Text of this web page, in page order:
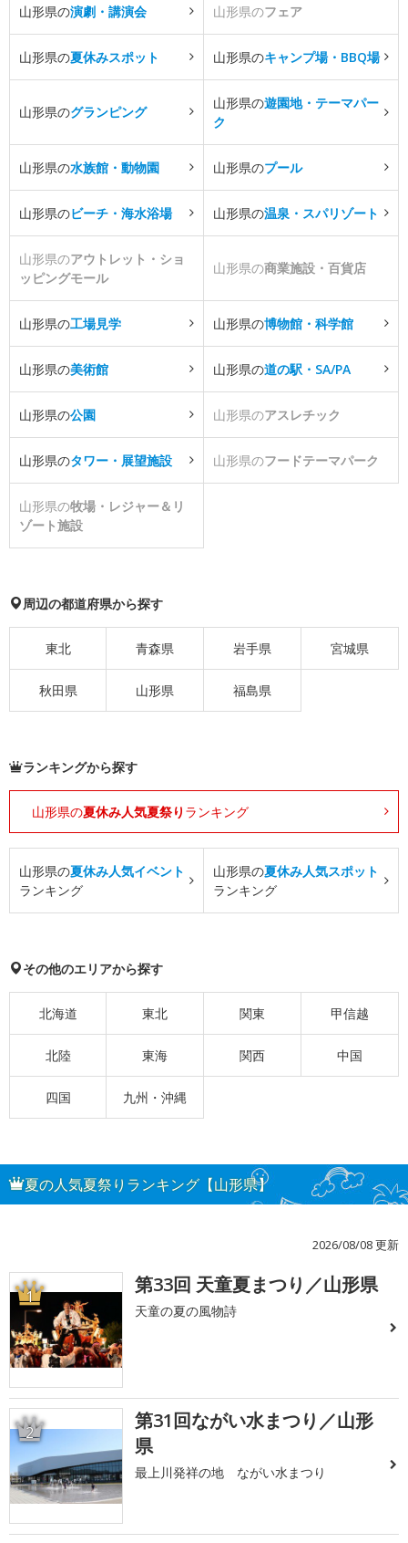
山形県の演劇・講演会 山形県のフェア
山形県の夏休みスポット 山形県のキャンプ場・BBQ場
山形県のグランピング
山形県の遊園地・テーマパー
ク
山形県の水族館・動物園 山形県のプール
山形県のビーチ・海水浴場 山形県の温泉・スパリゾート
山形県のアウトレット・ショ
ッピングモール
山形県の商業施設・百貨店
山形県の工場見学 山形県の博物館・科学館
山形県の美術館 山形県の道の駅・SA/PA
山形県の公園 山形県のアスレチック
山形県のタワー・展望施設 山形県のフードテーマパーク
山形県の牧場・レジャー＆リ
ゾート施設
周辺の都道府県から探す
東北 青森県 岩手県 宮城県
秋田県 山形県 福島県
ランキングから探す
山形県の夏休み人気夏祭り ランキング
山形県の夏休み人気イベント
ランキング
山形県の夏休み人気スポット
ランキング
その他のエリアから探す
北海道 東北 関東 甲信越
北陸 東海 関西 中国
四国 九州・沖縄
夏の人気夏祭りランキング【山形県】
2026/08/08 更新
1 第33回 天童夏まつり／山形県
天童の夏の風物詩
2
第31回ながい水まつり／山形
県
最上川発祥の地 ながい水まつり